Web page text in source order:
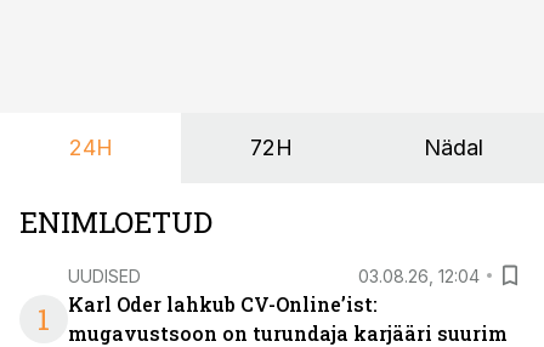
nendele vajadustele vastanud uuendusega, mis pakub
24H 72H Nädal
ENIMLOETUD
1
UUDISED 03.08.26, 12:04
Karl Oder lahkub CV-Online’ist:
mugavustsoon on turundaja karjääri suurim